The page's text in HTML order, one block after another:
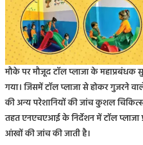
मौके पर मौजूद टॉल प्लाजा के महाप्रबंधक
गया। जिसमें टॉल प्लाजा से होकर गुजरने
की अन्य परेशानियों की जांच कुशल
तहत एनएचएआई के निर्देशन में टॉल प्लाजा
आंखों की जांच की जाती है।